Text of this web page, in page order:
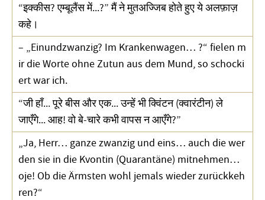
“इक्कीस? एम्बूलैंस में...?” मैं ने मुतअज्जिब होते हुए ये अलफ़ाज़
कहे।
– „Einundzwanzig? Im Krankenwagen… ?“ fielen m
ir die Worte ohne Zutun aus dem Mund, so schocki
ert war ich.
“जी हाँ... पूरे बीस और एक... उन्हें भी क्विंटन (क्वारंटीन) ले
जाएँगे... आह! वो बे-चारे कभी वापस न आएँगे?”
„Ja, Herr… ganze zwanzig und eins… auch die wer
den sie in die Kvontin (Quarantäne) mitnehmen…
oje! Ob die Ärmsten wohl jemals wieder zurückkeh
ren?“